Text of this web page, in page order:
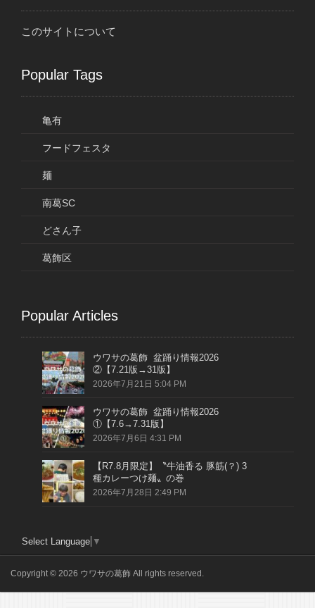
このサイトについて
Popular Tags
亀有
フードフェスタ
麺
南葛SC
どさん子
葛飾区
Popular Articles
ウワサの葛飾 盆踊り情報2026
②【7.21版→31版】
2026年7月21日 5:04 PM
ウワサの葛飾 盆踊り情報2026
①【7.6→7.31版】
2026年7月6日 4:31 PM
【R7.8月限定】〝牛油香る 豚筋(？) 3
種カレーつけ麺〟の巻
2026年7月28日 2:49 PM
Select Language ▼
Copyright © 2026 ウワサの葛飾 All rights reserved.